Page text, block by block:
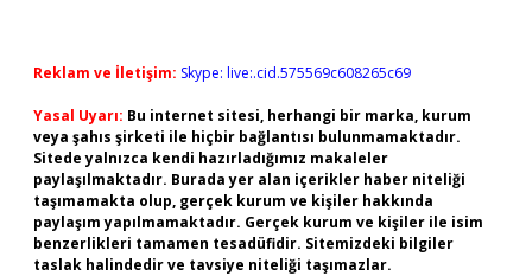
Reklam ve İletişim: Skype: live:.cid.575569c608265c69
Yasal Uyarı: Bu internet sitesi, herhangi bir marka, kurum
veya şahıs şirketi ile hiçbir bağlantısı bulunmamaktadır.
Sitede yalnızca kendi hazırladığımız makaleler
paylaşılmaktadır. Burada yer alan içerikler haber niteliği
taşımamakta olup, gerçek kurum ve kişiler hakkında
paylaşım yapılmamaktadır. Gerçek kurum ve kişiler ile isim
benzerlikleri tamamen tesadüfidir. Sitemizdeki bilgiler
taslak halindedir ve tavsiye niteliği taşımazlar.